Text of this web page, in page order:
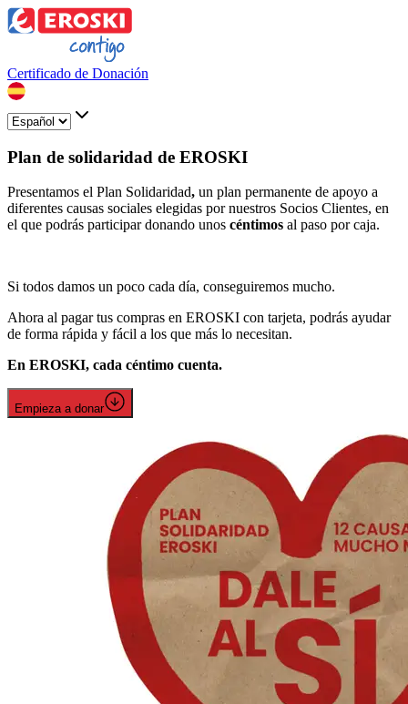
Certificado de Donación
Plan de solidaridad de EROSKI
Presentamos el Plan Solidaridad, un plan permanente de apoyo a
diferentes causas sociales elegidas por nuestros Socios Clientes, en
el que podrás participar donando unos céntimos al paso por caja.
Si todos damos un poco cada día, conseguiremos mucho.
Ahora al pagar tus compras en EROSKI con tarjeta, podrás ayudar
de forma rápida y fácil a los que más lo necesitan.
En EROSKI, cada céntimo cuenta.
Empieza a donar